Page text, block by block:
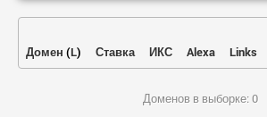
Домен (L) Ставка ИКС Alexa Links
Доменов в выборке: 0